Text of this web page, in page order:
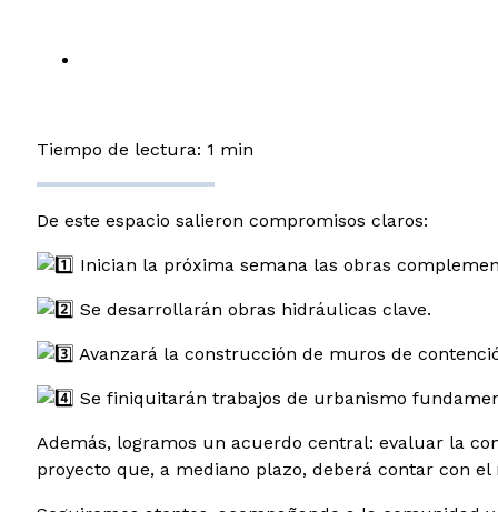
Tiempo de lectura: 1 min
De este espacio salieron compromisos claros:
Inician la próxima semana las obras
Se desarrollarán obras hidráulicas clave.
Avanzará la construcción de muros de
Se finiquitarán trabajos de urbanismo
Además, logramos un acuerdo central: evaluar la
proyecto que, a mediano plazo, deberá contar con